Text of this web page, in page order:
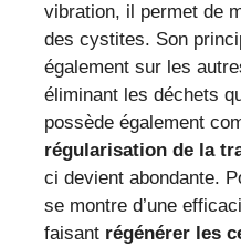
vibration, il permet de
des cystites. Son
également sur les
éliminant les déchets
possède également
régularisation de la
ci devient abondante.
se montre d’une
faisant régénérer les